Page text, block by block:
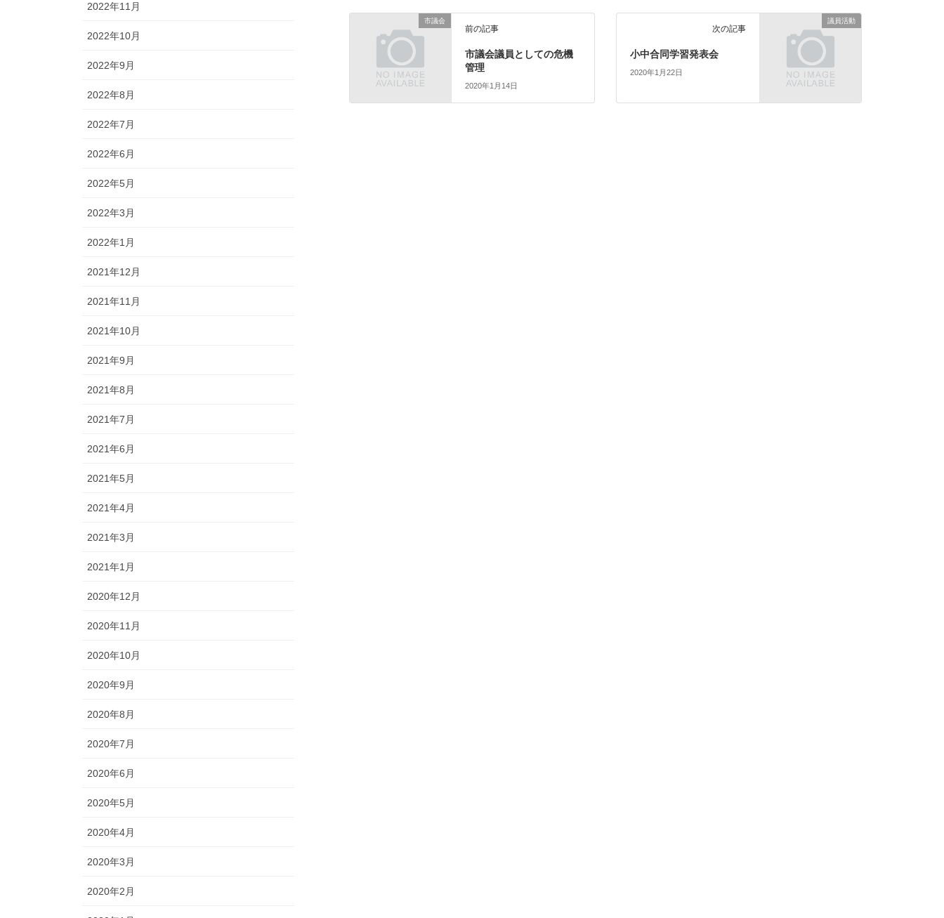
市議会
前の記事
市議会議員としての危機
管理
2020年1月14日
議員活動
次の記事
小中合同学習発表会
2020年1月22日
2022年11月
2022年10月
2022年9月
2022年8月
2022年7月
2022年6月
2022年5月
2022年3月
2022年1月
2021年12月
2021年11月
2021年10月
2021年9月
2021年8月
2021年7月
2021年6月
2021年5月
2021年4月
2021年3月
2021年1月
2020年12月
2020年11月
2020年10月
2020年9月
2020年8月
2020年7月
2020年6月
2020年5月
2020年4月
2020年3月
2020年2月